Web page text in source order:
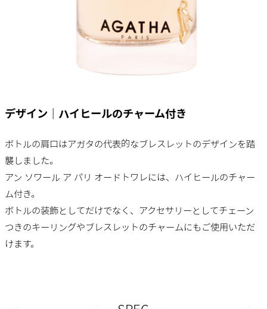
デザイン｜ハイヒールのチャーム付き
ボトルの肩口はアガタの代表的なブレスレットのデザインを踏
襲しました。
アン ソワール ア パリ オードトワレには、ハイヒールのチャー
ム付き。
ボトルの装飾としてだけでなく、アクセサリーとしてチェーン
つきのキーリングやブレスレットのチャームにもご使用いただ
けます。